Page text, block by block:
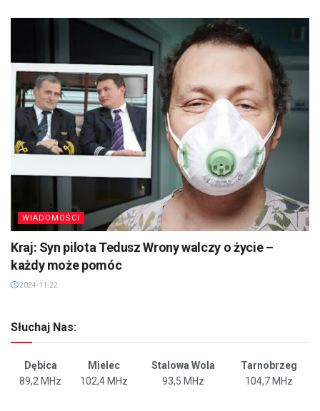
WIADOMOŚCI
Kraj: Syn pilota Tedusz Wrony walczy o życie –
każdy może pomóc
2024-11-22
Słuchaj Nas:
Dębica Mielec Stalowa Wola
Tarnobrzeg
89,2 MHz
102,4 MHz 93,5 MHz 104,7 MHz